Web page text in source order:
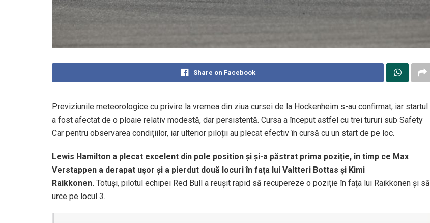
Share on Facebook
Previziunile meteorologice cu privire la vremea din ziua cursei de la Hockenheim s-au confirmat, iar startul
a fost afectat de o ploaie relativ modestă, dar persistentă. Cursa a început astfel cu trei tururi sub Safety
Car pentru observarea condițiilor, iar ulterior piloții au plecat efectiv în cursă cu un start de pe loc.
Lewis Hamilton a plecat excelent din pole position și și-a păstrat prima poziție, în timp ce Max
Verstappen a derapat ușor și a pierdut două locuri în fața lui Valtteri Bottas și Kimi
Raikkonen. Totuși, pilotul echipei Red Bull a reușit rapid să recupereze o poziție în fața lui Raikkonen și să
urce pe locul 3.